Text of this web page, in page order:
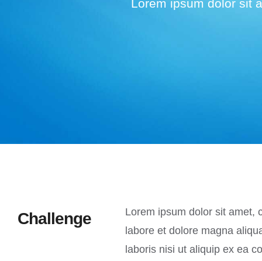
Lorem ipsum dolor sit
Challenge
Lorem ipsum dolor sit amet,
labore et dolore magna
laboris nisi ut aliquip ex ea